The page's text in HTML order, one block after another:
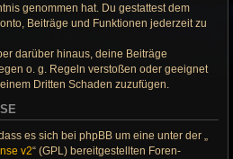
genommen hat. Du gestattest dem
Beiträge und Funktionen jederzeit zu
darüber hinaus, deine Beiträge
o. g. Regeln verstoßen oder geeignet
Dritten Schaden zuzufügen.
es sich bei phpBB um eine unter der „
v2“ (GPL) bereitgestellten Foren-